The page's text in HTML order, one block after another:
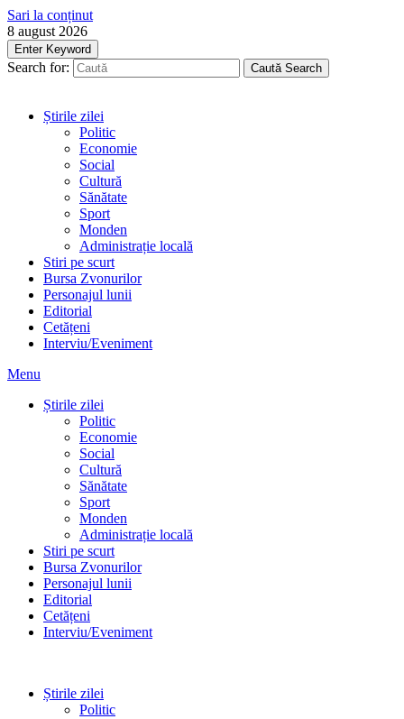
Sari la conținut
8 august 2026
Enter Keyword
Search for: Caută Search
Știrile zilei
Politic
Economie
Social
Cultură
Sănătate
Sport
Monden
Administrație locală
Stiri pe scurt
Bursa Zvonurilor
Personajul lunii
Editorial
Cetățeni
Interviu/Eveniment
Menu
Știrile zilei
Politic
Economie
Social
Cultură
Sănătate
Sport
Monden
Administrație locală
Stiri pe scurt
Bursa Zvonurilor
Personajul lunii
Editorial
Cetățeni
Interviu/Eveniment
Știrile zilei
Politic